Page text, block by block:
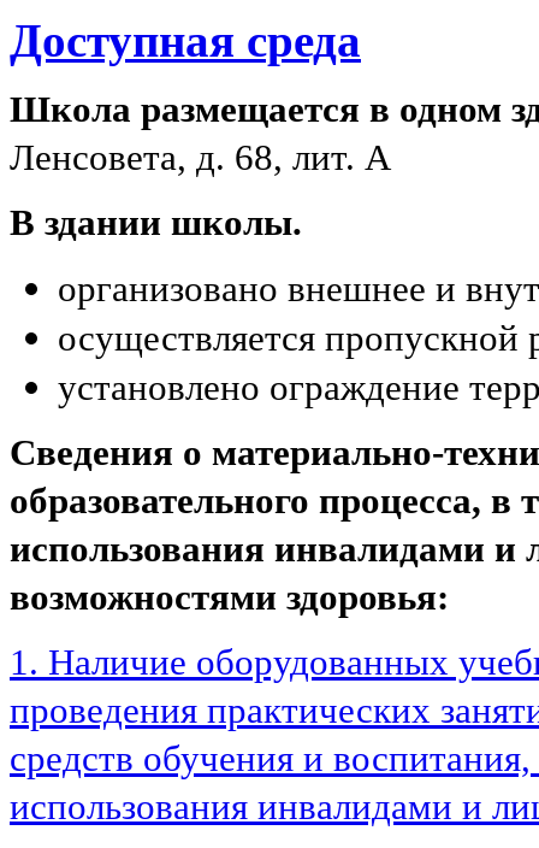
Доступная среда
Школа размещается в одном
Ленсовета, д. 68, лит. А
В здании школы.
организовано внешнее и
осуществляется
установлено ограждение
Сведения о материально-
образовательного процесса,
использования инвалидами
возможностями здоровья:
1. Наличие оборудованных
проведения практических
средств обучения и
использования инвалидами и